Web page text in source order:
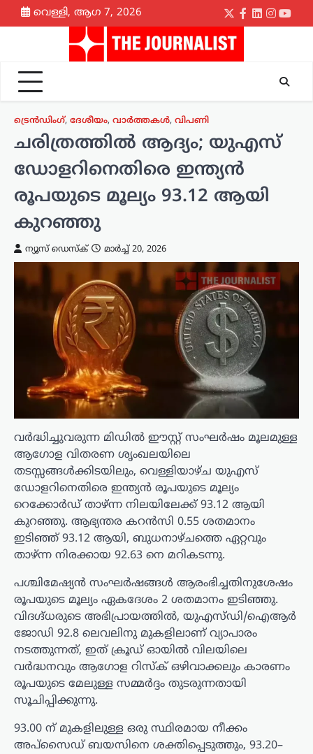
Skip
to
വെള്ളി, ആഗ 7, 2026
Twitter
Facebook
LinkedIn
ട്രെൻഡിംഗ്, ദേശീയം, വാർത്തകൾ, വിപണി
ചരിത്രത്തിൽ ആദ്യം; യുഎസ്
ഡോളറിനെതിരെ ഇന്ത്യൻ
രൂപയുടെ മൂല്യം 93.12 ആയി
കുറഞ്ഞു
ന്യൂസ് ഡെസ്ക് മാർച്ച്‌ 20, 2026
വർദ്ധിച്ചുവരുന്ന മിഡിൽ ഈസ്റ്റ് സംഘർഷം മൂലമുള്ള
ആഗോള വിതരണ ശൃംഖലയിലെ
തടസ്സങ്ങൾക്കിടയിലും, വെള്ളിയാഴ്ച യുഎസ്
ഡോളറിനെതിരെ ഇന്ത്യൻ രൂപയുടെ മൂല്യം
റെക്കോർഡ് താഴ്ന്ന നിലയിലേക്ക് 93.12 ആയി
കുറഞ്ഞു. ആഭ്യന്തര കറൻസി 0.55 ശതമാനം
ഇടിഞ്ഞ് 93.12 ആയി, ബുധനാഴ്ചത്തെ ഏറ്റവും
താഴ്ന്ന നിരക്കായ 92.63 നെ മറികടന്നു.
പശ്ചിമേഷ്യൻ സംഘർഷങ്ങൾ ആരംഭിച്ചതിനുശേഷം
രൂപയുടെ മൂല്യം ഏകദേശം 2 ശതമാനം ഇടിഞ്ഞു.
വിദഗ്ദ്ധരുടെ അഭിപ്രായത്തിൽ, യുഎസ്ഡി/ഐആർ
ജോഡി 92.8 ലെവലിനു മുകളിലാണ് വ്യാപാരം
നടത്തുന്നത്, ഇത് ക്രൂഡ് ഓയിൽ വിലയിലെ
വർദ്ധനവും ആഗോള റിസ്ക് ഒഴിവാക്കലും കാരണം
രൂപയുടെ മേലുള്ള സമ്മർദ്ദം തുടരുന്നതായി
സൂചിപ്പിക്കുന്നു.
93.00 ന് മുകളിലുള്ള ഒരു സ്ഥിരമായ നീക്കം
അപ്‌സൈഡ് ബയസിനെ ശക്തിപ്പെടുത്തും, 93.20–